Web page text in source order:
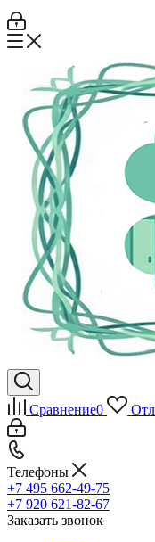
Сравнение0
Телефоны
+7 495 662-49-75
+7 920 621-82-67
Заказать звонок